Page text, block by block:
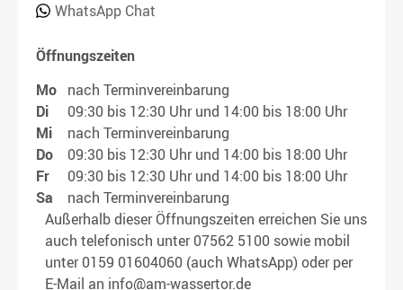
WhatsApp Chat
Öffnungszeiten
Mo nach Terminvereinbarung
Di
09:30 bis 12:30 Uhr und 14:00 bis 18:00 Uhr
Mi
nach Terminvereinbarung
Do
09:30 bis 12:30 Uhr und 14:00 bis 18:00 Uhr
Fr
09:30 bis 12:30 Uhr und 14:00 bis 18:00 Uhr
Sa
nach Terminvereinbarung
Außerhalb dieser Öffnungszeiten erreichen Sie uns
auch telefonisch unter 07562 5100 sowie mobil
unter 0159 01604060 (auch WhatsApp) oder per
E-Mail an info@am-wassertor.de